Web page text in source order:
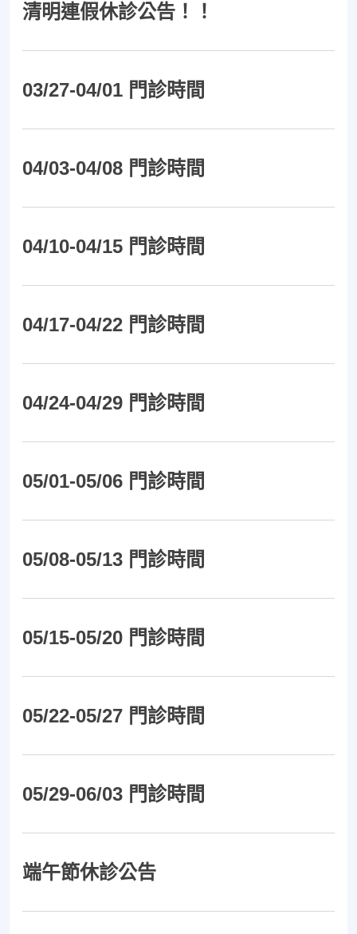
清明連假休診公告！！
03/27-04/01 門診時間
04/03-04/08 門診時間
04/10-04/15 門診時間
04/17-04/22 門診時間
04/24-04/29 門診時間
05/01-05/06 門診時間
05/08-05/13 門診時間
05/15-05/20 門診時間
05/22-05/27 門診時間
05/29-06/03 門診時間
端午節休診公告